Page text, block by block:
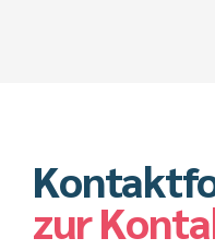
zur